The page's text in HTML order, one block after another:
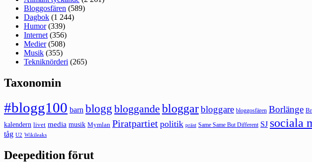
Bloggosfären (589)
Dagbok (1 244)
Humor(339)
Internet (356)
Medier(508)
Musik (355)
Tekniknörderi (265)
Taxonomin
#blogg100 barn blogg bloggande bloggarbloggare bloggosfären Borlänge
kalendern livet media musik Mymlan Piratpartiet politik präst Same Same But Different SJ sociala
tåg U2 Wikileaks
Deepedition förut